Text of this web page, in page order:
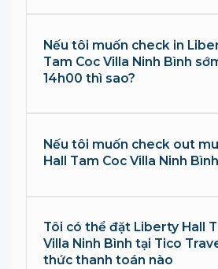
Nếu tôi muốn check in
Tam Coc Villa Ninh Bình
14h00 thì sao?
Nếu tôi muốn check out
Hall Tam Coc Villa Ninh
Tôi có thể đặt Liberty Hall
Villa Ninh Bình tại Tico
thức thanh toán nào